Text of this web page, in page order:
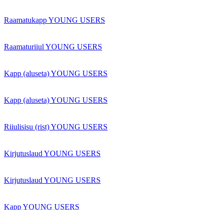
Raamatukapp YOUNG USERS
Raamaturiiul YOUNG USERS
Kapp (aluseta) YOUNG USERS
Kapp (aluseta) YOUNG USERS
Riiulisisu (rist) YOUNG USERS
Kirjutuslaud YOUNG USERS
Kirjutuslaud YOUNG USERS
Kapp YOUNG USERS